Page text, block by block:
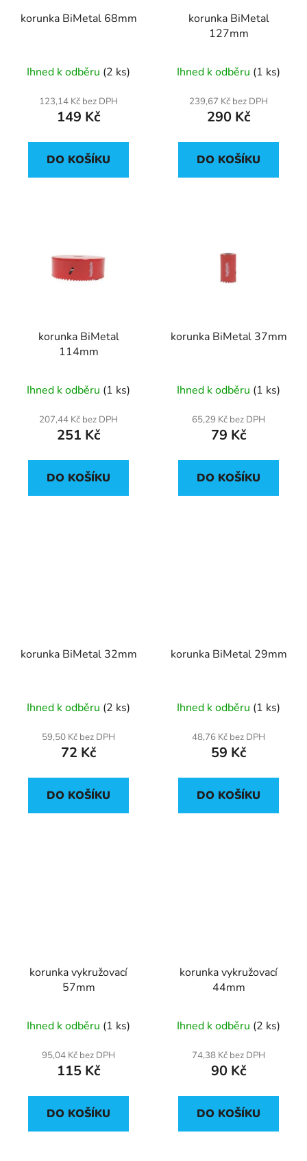
korunka BiMetal 68mm
Ihned k odběru (2 ks)
123,14 Kč bez DPH
149 Kč
DO KOŠÍKU
korunka BiMetal
127mm
Ihned k odběru (1 ks)
239,67 Kč bez DPH
290 Kč
DO KOŠÍKU
korunka BiMetal
114mm
Ihned k odběru (1 ks)
207,44 Kč bez DPH
251 Kč
DO KOŠÍKU
korunka BiMetal 37mm
Ihned k odběru (1 ks)
65,29 Kč bez DPH
79 Kč
DO KOŠÍKU
korunka BiMetal 32mm
Ihned k odběru (2 ks)
59,50 Kč bez DPH
72 Kč
DO KOŠÍKU
korunka BiMetal 29mm
Ihned k odběru (1 ks)
48,76 Kč bez DPH
59 Kč
DO KOŠÍKU
korunka vykružovací
57mm
Ihned k odběru (1 ks)
95,04 Kč bez DPH
115 Kč
DO KOŠÍKU
korunka vykružovací
44mm
Ihned k odběru (2 ks)
74,38 Kč bez DPH
90 Kč
DO KOŠÍKU